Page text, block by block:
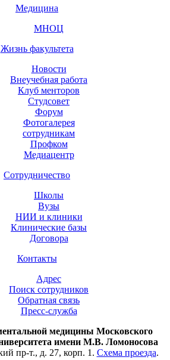
Медицина
МНОЦ
Жизнь факультета
Новости
Внеучебная работа
Клуб менторов
Студсовет
Форум
Фотогалерея
сотрудникам
Профком
Медиацентр
Сотрудничество
Школы
Вузы
НИИ и клиники
Клинические базы
Договора
Контакты
Адрес
Поиск сотрудников
Обратная связь
Пресс-служба
медицины Московского
имени М.В. Ломоносова
пр-т., д. 27, корп. 1. Схема проезда.